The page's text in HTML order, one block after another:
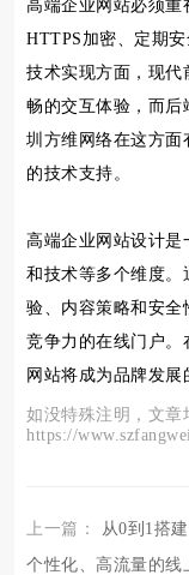
高端企业网站必须重
HTTPS加密、定期
技术实现方面，现代
畅的交互体验，而后
圳方维网络在这方面
的技术支持。
高端企业网站设计是
和技术等多个维度。
验、内容策略和安全
竞争力的在线门户。
网站将成为品牌发展
如没特殊注明，文章
https://
上一篇： 从0到1搭
个性化、高流量的线